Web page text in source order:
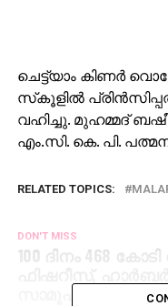
ചെട്ട്യാം കിണർ
സ്‌കൂളിൽ
വഹിച്ചു. മുഹമ്മദ്
എം.സി. കെ. പി.
RELATED TOPICS:
DON'T MISS
100 ദിനം 468
സാമൂഹ്യനീതി